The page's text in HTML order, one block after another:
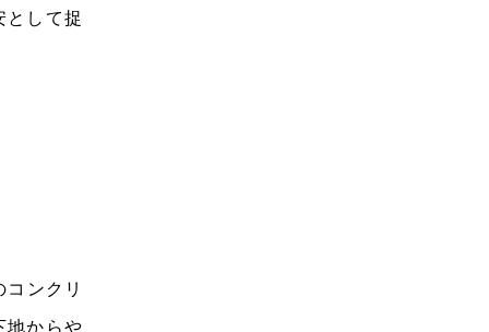
として捉
ンクリ
地からや